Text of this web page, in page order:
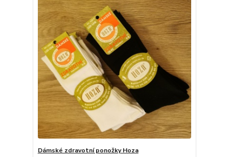
Dámské zdravotní ponožky Hoza